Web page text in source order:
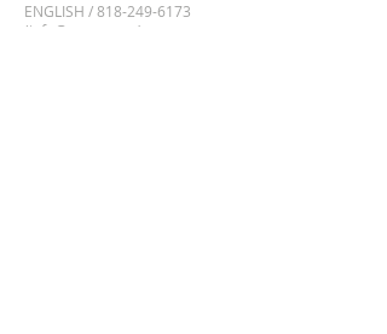
ENGLISH /818-249-6173
(info@cvumc.org)